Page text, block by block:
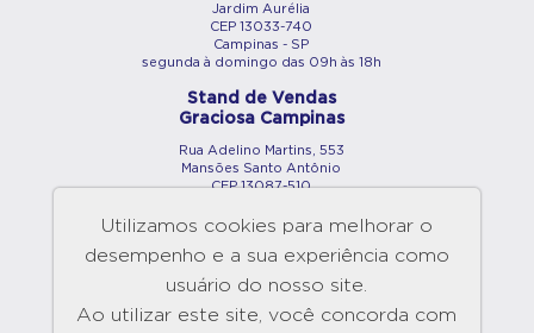
Utilizamos cookies para melhorar o
desempenho e a sua experiência como
usuário do nosso site.
Ao utilizar este site, você concorda com
Jardim Aurélia
CEP 13033-740
Campinas - SP
segunda à domingo das 09h às 18h
Stand de Vendas
Graciosa Campinas
Rua Adelino Martins, 553
Mansões Santo Antônio
CEP 13087-510
segunda à domingo das 09h às 18h
Showroom
Maringá
Av. São Paulo, 2890
Vila Bosque